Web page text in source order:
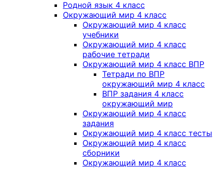
Родной язык 4 класс
Окружающий мир 4 класс
Окружающий мир 4 класс
учебники
Окружающий мир 4 класс
рабочие тетради
Окружающий мир 4 класс ВПР
Тетради по ВПР
окружающий мир 4 класс
ВПР задания 4 класс
окружающий мир
Окружающий мир 4 класс
задания
Окружающий мир 4 класс тесты
Окружающий мир 4 класс
сборники
Окружающий мир 4 класс